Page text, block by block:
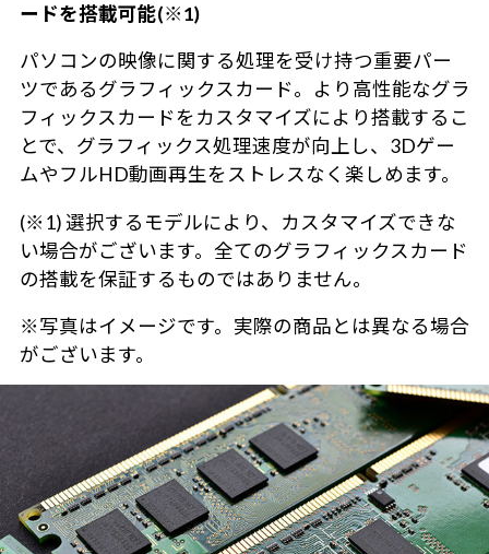
ードを搭載可能(※1)
パソコンの映像に関する処理を受け持つ重要パー
ツであるグラフィックスカード。より高性能なグラ
フィックスカードをカスタマイズにより搭載するこ
とで、グラフィックス処理速度が向上し、3Dゲー
ムやフルHD動画再生をストレスなく楽しめます。
(※1) 選択するモデルにより、カスタマイズできな
い場合がございます。全てのグラフィックスカード
の搭載を保証するものではありません。
※写真はイメージです。実際の商品とは異なる場合
がございます。